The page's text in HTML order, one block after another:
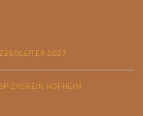
2027
HOFHEIM